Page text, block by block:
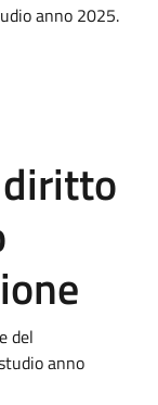
anno 2025.
del
anno